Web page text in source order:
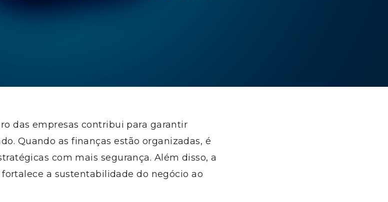
das empresas contribui para garantir
Quando as finanças estão organizadas, é
com mais segurança. Além disso, a
a sustentabilidade do negócio ao